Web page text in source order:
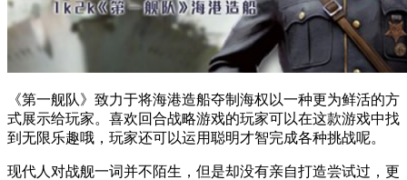
《第一舰队》致力于将海港造船夺制海权以一种更为鲜活的方
式展示给玩家。喜欢回合战略游戏的玩家可以在这款游戏中找
到无限乐趣哦，玩家还可以运用聪明才智完成各种挑战呢。
现代人对战舰一词并不陌生，但是却没有亲自打造尝试过，更